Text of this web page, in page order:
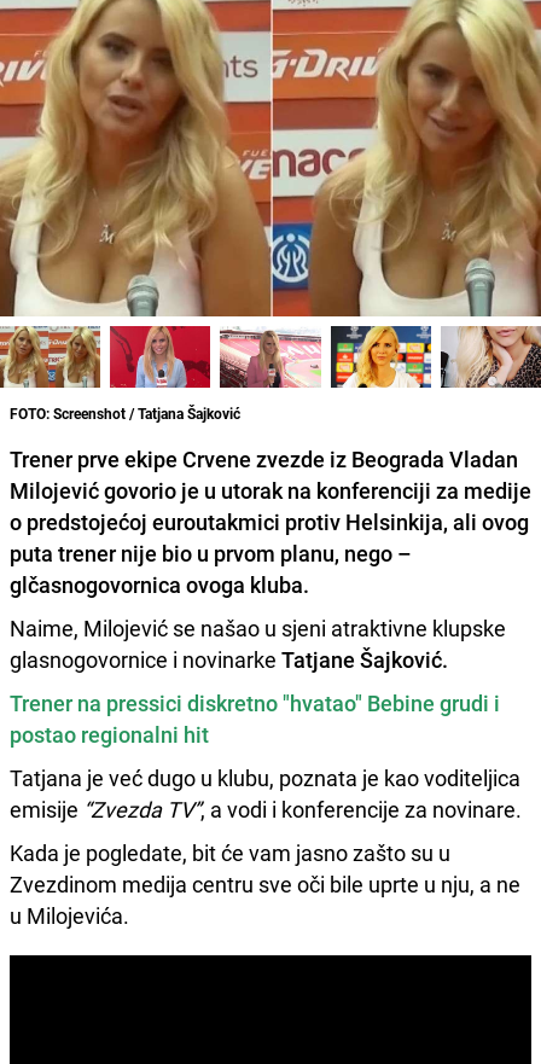
FOTO: Screenshot / Tatjana Šajković
Trener prve ekipe Crvene zvezde iz Beograda Vladan
Milojevićgovorio je u utorak na konferenciji za medije
o predstojećoj euroutakmici protiv Helsinkija, ali ovog
puta trener nije bio u prvom planu, nego –
glčasnogovornica ovoga kluba.
Naime, Milojević se našao u sjeni atraktivne klupske
glasnogovornice i novinarke Tatjane Šajković.
Trener na pressici diskretno "hvatao" Bebine grudi i
postao regionalni hit
Tatjana je već dugo u klubu, poznata je kao voditeljica
emisije “Zvezda TV”, a vodi i konferencije za novinare.
Kada je pogledate, bit će vam jasno zašto su u
Zvezdinom medija centru sve oči bile uprte u nju, a ne
u Milojevića.